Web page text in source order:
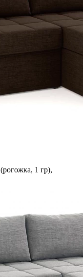
(рогожка, 1 гр),